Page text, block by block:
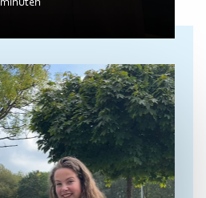
minuten